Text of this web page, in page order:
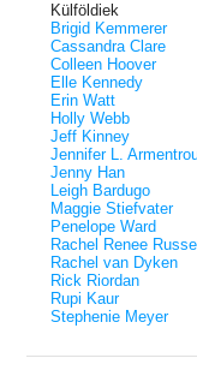
Külföldiek
Brigid Kemmerer
Cassandra Clare
Colleen Hoover
Elle Kennedy
Erin Watt
Holly Webb
Jeff Kinney
Jennifer L.
Jenny Han
Leigh Bardugo
Maggie Stiefvater
Penelope Ward
Rachel Renee Russell
Rachel van Dyken
Rick Riordan
Rupi Kaur
Stephenie Meyer